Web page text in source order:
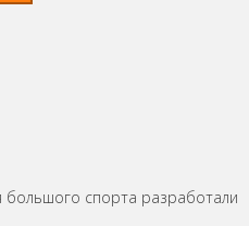
большого спорта разработали